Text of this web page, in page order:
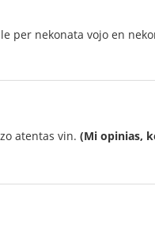
per nekonata vojo en
atentas vin. (Mi opinias,